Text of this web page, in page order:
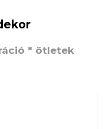
* ötletek